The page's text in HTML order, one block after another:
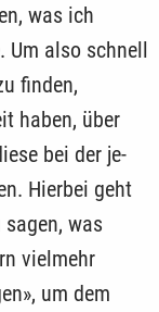
was ich
Um also schnell
finden,
haben, über
bei der je­
Hierbei geht
was
vielmehr
um dem